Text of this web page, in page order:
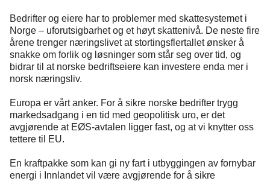
Bedrifter og eiere har to problemer med skattesystemet i
Norge – uforutsigbarhet og et høyt skattenivå. De neste fire
årene trenger næringslivet at stortingsflertallet ønsker å
snakke om forlik og løsninger som står seg over tid, og
bidrar til at norske bedriftseiere kan investere enda mer i
norsk næringsliv.
Europa er vårt anker. For å sikre norske bedrifter trygg
markedsadgang i en tid med geopolitisk uro, er det
avgjørende at EØS-avtalen ligger fast, og at vi knytter oss
tettere til EU.
En kraftpakke som kan gi ny fart i utbyggingen av fornybar
energi i Innlandetvil være avgjørende for å sikre